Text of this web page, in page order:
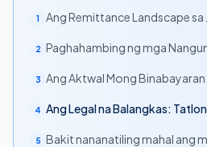
1 Ang Remittance Landscape
2 Paghahambing ng mga
3
Ang Aktwal Mong
4
Ang Legal na Balangkas:
5 Bakit nananatiling mahal ang